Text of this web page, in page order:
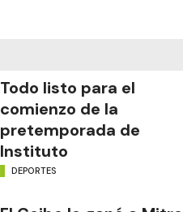
Todo listo para el
comienzo de la
pretemporada de
Instituto
DEPORTES